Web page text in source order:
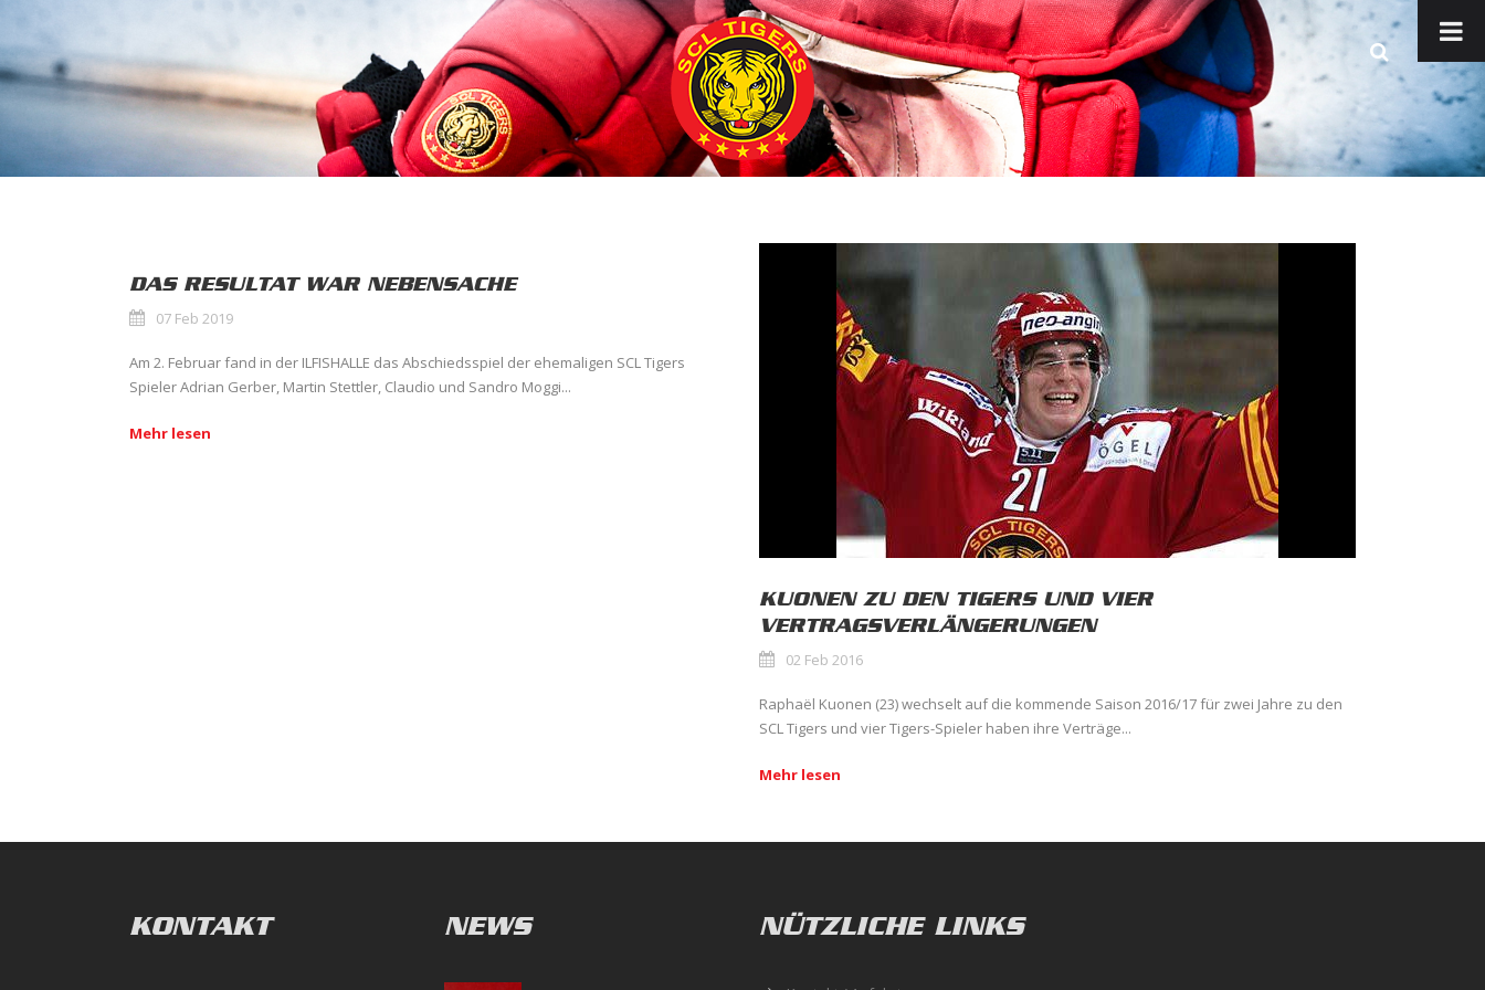
DAS RESULTAT WAR NEBENSACHE
07 Feb 2019
Am 2. Februar fand in der ILFISHALLE das Abschiedsspiel der ehemaligen SCL Tigers
Spieler Adrian Gerber, Martin Stettler, Claudio und Sandro Moggi...
Mehr lesen
KUONEN ZU DEN TIGERS UND VIER
VERTRAGSVERLÄNGERUNGEN
02 Feb 2016
Raphaël Kuonen (23) wechselt auf die kommende Saison 2016/17 für zwei Jahre zu den
SCL Tigers und vier Tigers-Spieler haben ihre Verträge...
Mehr lesen
KONTAKT NEWS NÜTZLICHE LINKS